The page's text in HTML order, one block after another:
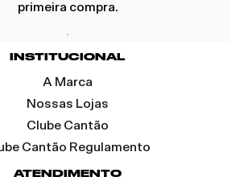
primeira compra.
INSTITUCIONAL
A Marca
Nossas Lojas
Clube Cantão
Cantão Regulamento
ATENDIMENTO